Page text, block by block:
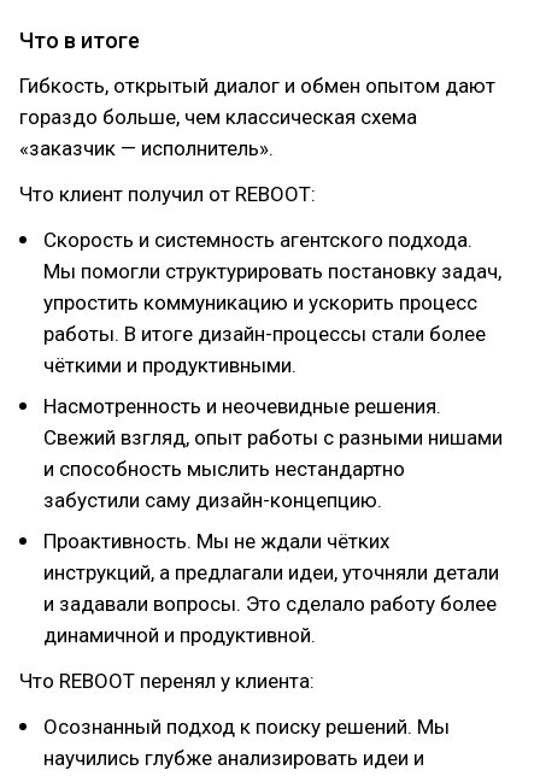
Что в итоге
Гибкость, открытый диалог и обмен опытом дают
гораздо больше, чем классическая схема
«заказчик — исполнитель».
Что клиент получил от REBOOT:
Скорость и системность агентского подхода.
Мы помогли структурировать постановку задач,
упростить коммуникацию и ускорить процесс
работы. В итоге дизайн-процессы стали более
чёткими и продуктивными.
Насмотренность и неочевидные решения.
Свежий взгляд, опыт работы с разными нишами
и способность мыслить нестандартно
забустили саму дизайн-концепцию.
Проактивность. Мы не ждали чётких
инструкций, а предлагали идеи, уточняли детали
и задавали вопросы. Это сделало работу более
динамичной и продуктивной.
Что REBOOT перенял у клиента:
Осознанный подход к поиску решений. Мы
научились глубже анализировать идеи и